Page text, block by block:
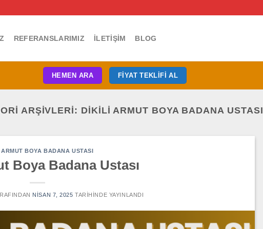
REFERANSLARIMIZ İLETIŞIM BLOG
HEMEN ARA FIYAT TEKLIFI AL
ARŞIVLERI: DIKILI ARMUT BOYA BADANA USTASI
BOYA BADANA USTASI
Boya Badana Ustası
NISAN 7, 2025 TARIHINDE YAYINLANDI